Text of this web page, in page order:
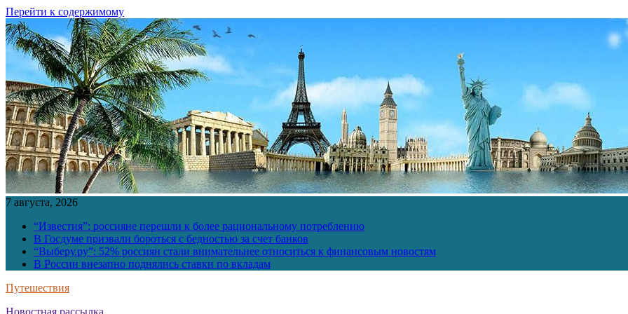
Перейти к содержимому
7 августа, 2026
“Известия”: россияне перешли к более рациональному потреблению
В Госдуме призвали бороться с бедностью за счет банков
“Выберу.ру”: 52% россиян стали внимательнее относиться к финансовым новостям
В России внезапно поднялись ставки по вкладам
Путешествия
Новостная рассылка